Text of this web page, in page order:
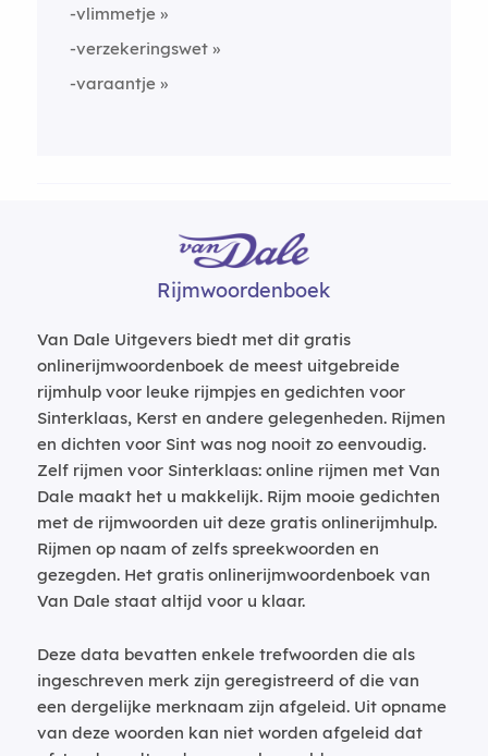
-vlimmetje
-verzekeringswet
-varaantje
Rijmwoordenboek
Van Dale Uitgevers biedt met dit gratis
onlinerijmwoordenboek de meest uitgebreide
rijmhulp voor leuke rijmpjes en gedichten voor
Sinterklaas, Kerst en andere gelegenheden. Rijmen
en dichten voor Sint was nog nooit zo eenvoudig.
Zelf rijmen voor Sinterklaas: online rijmen met Van
Dale maakt het u makkelijk. Rijm mooie gedichten
met de rijmwoorden uit deze gratis onlinerijmhulp.
Rijmen op naam of zelfs spreekwoorden en
gezegden. Het gratis onlinerijmwoordenboek van
Van Dale staat altijd voor u klaar.
Deze data bevatten enkele trefwoorden die als
ingeschreven merk zijn geregistreerd of die van
een dergelijke merknaam zijn afgeleid. Uit opname
van deze woorden kan niet worden afgeleid dat